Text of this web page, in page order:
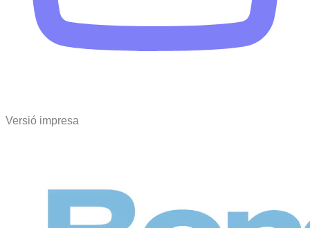
Versió impresa